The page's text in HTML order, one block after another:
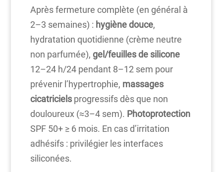
Après fermeture complète (en général à
2–3 semaines) : hygiène douce,
hydratation quotidienne (crème neutre
non parfumée), gel/feuilles de silicone
12–24 h/24 pendant 8–12 sem pour
prévenir l’hypertrophie, massages
cicatricielsprogressifs dès que non
douloureux (≈3–4 sem). Photoprotection
SPF 50+ ≥ 6 mois. En cas d’irritation
adhésifs : privilégier les interfaces
siliconées.